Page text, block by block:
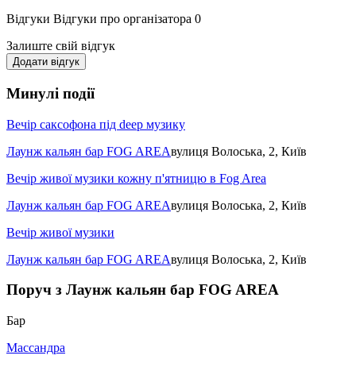
Відгуки Відгуки про організатора 0
Залиште свій відгук
Додати відгук
Минулі події
Вечір саксофона під deep музику
Лаунж кальян бар FOG AREAвулиця Волоська, 2, Київ
Вечір живої музики кожну п'ятницю в Fog Area
Лаунж кальян бар FOG AREAвулиця Волоська, 2, Київ
Вечір живої музики
Лаунж кальян бар FOG AREAвулиця Волоська, 2, Київ
Поруч з Лаунж кальян бар FOG AREA
Бар
Массандра